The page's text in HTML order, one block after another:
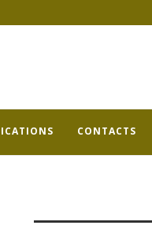
CONTACTS